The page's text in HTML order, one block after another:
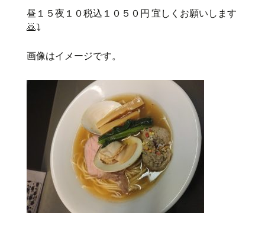
昼１５夜１０税込１０５０円 宜しくお願いします
🙇⤵️
画像はイメージです。